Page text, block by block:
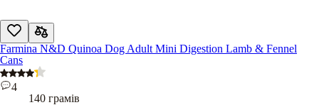
Farmina N&D Quinoa Dog Adult Mini Digestion Lamb & Fennel
Cans
4
140 грамів